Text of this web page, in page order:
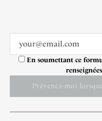
En soumettant ce
Prévenez-moi